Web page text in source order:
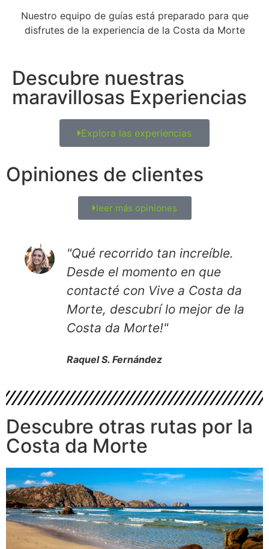
Nuestro equipo de guías está preparado para que
disfrutes de la experiencia de la Costa da Morte
Descubre nuestras
maravillosas Experiencias
Explora las experiencias
Opiniones de clientes
leer más opiniones
"Qué recorrido tan increíble.
Desde el momento en que
contacté con Vive a Costa da
Morte, descubrí lo mejor de la
Costa da Morte!"
Raquel S. Fernández
Descubre otras rutas por la
Costa da Morte